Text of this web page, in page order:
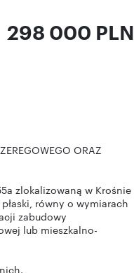
298 000 PLN
ORAZ
zlokalizowaną w Krośnie
równy o wymiarach
zabudowy
lub mieszkalno-